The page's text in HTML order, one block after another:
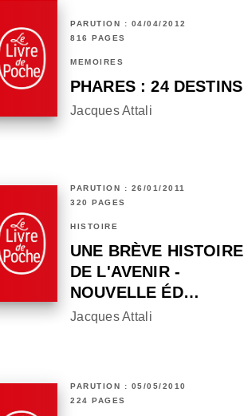
PARUTION : 04/04/2012
816 PAGES
MÉMOIRES
PHARES : 24 DESTINS
Jacques Attali
PARUTION : 26/01/2011
320 PAGES
HISTOIRE
UNE BRÈVE HISTOIRE
DE L'AVENIR -
NOUVELLE ÉD…
Jacques Attali
PARUTION : 05/05/2010
224 PAGES